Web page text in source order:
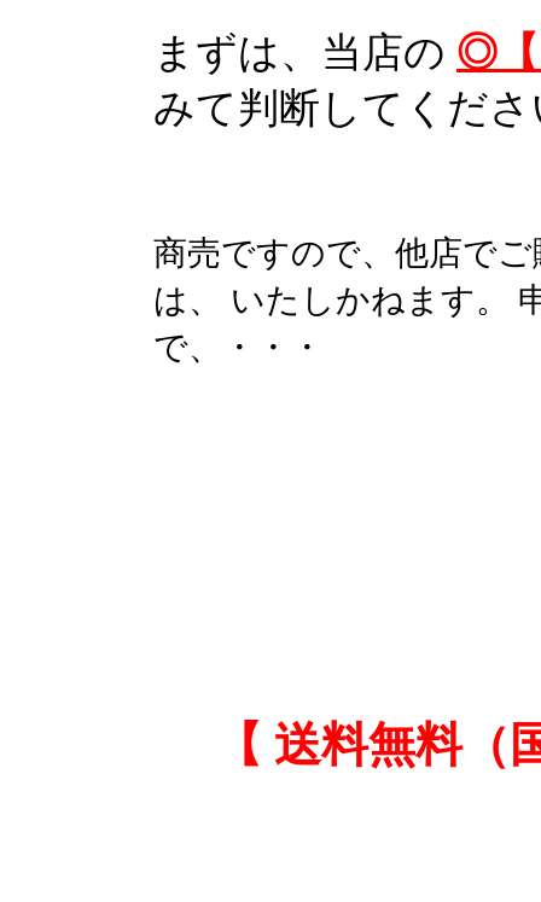
まずは、当店の ◎【
みて判断してくださ
商売ですので、他店で
は、 いたしかねます。
で、・・・
【 送料無料（